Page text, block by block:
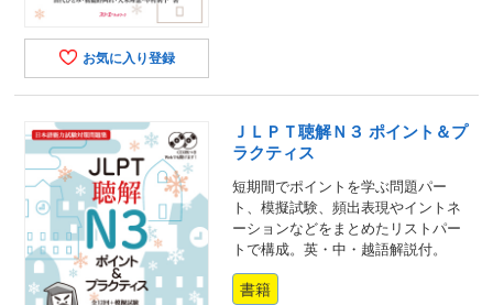
お気に入り登録
ＪＬＰＴ聴解Ｎ３ ポイント＆プ
ラクティス
短期間でポイントを学ぶ問題パー
ト、模擬試験、頻出表現やイントネ
ーションなどをまとめたリストパー
トで構成。英・中・越語解説付。
書籍